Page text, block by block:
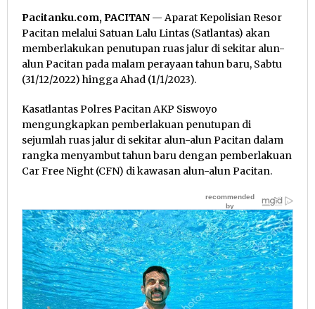
Pacitanku.com, PACITAN — Aparat Kepolisian Resor
Pacitan melalui Satuan Lalu Lintas (Satlantas) akan
memberlakukan penutupan ruas jalur di sekitar alun-
alun Pacitan pada malam perayaan tahun baru, Sabtu
(31/12/2022) hingga Ahad (1/1/2023).
Kasatlantas Polres Pacitan AKP Siswoyo
mengungkapkan pemberlakuan penutupan di
sejumlah ruas jalur di sekitar alun-alun Pacitan dalam
rangka menyambut tahun baru dengan pemberlakuan
Car Free Night (CFN) di kawasan alun-alun Pacitan.